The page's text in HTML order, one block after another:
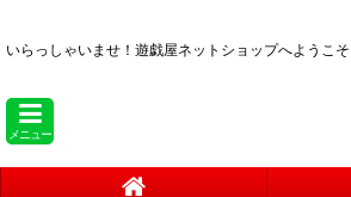
いらっしゃいませ！ 遊戯屋ネットショップへようこそ
メニュー